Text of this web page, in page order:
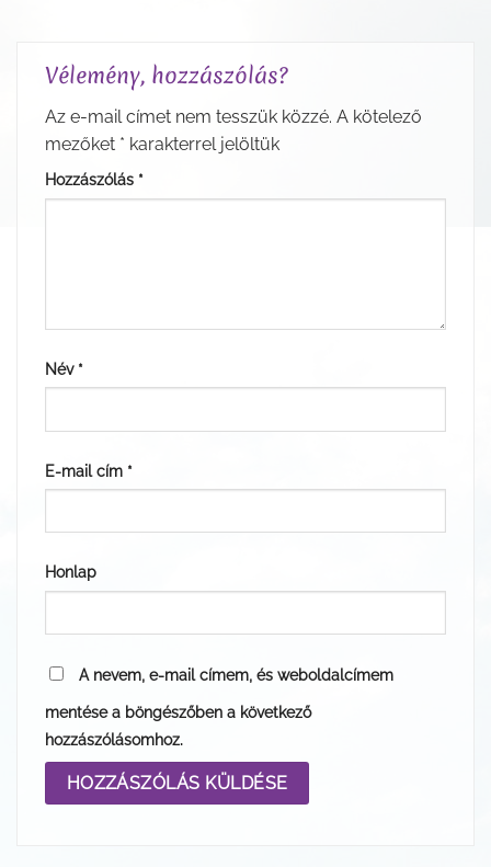
Vélemény, hozzászólás?
Az e-mail címet nem tesszük közzé. A kötelező
mezőket * karakterrel jelöltük
Hozzászólás *
Név *
E-mail cím *
Honlap
A nevem, e-mail címem, és weboldalcímem
mentése a böngészőben a következő
hozzászólásomhoz.